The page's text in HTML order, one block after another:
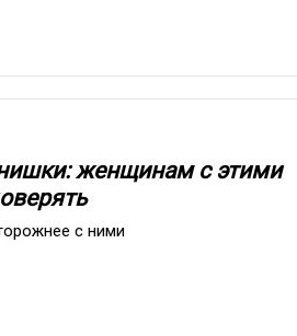
женщинам с этими
с ними